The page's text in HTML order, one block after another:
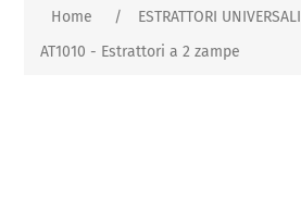
Home / ESTRATTORI UNIVERSALI
AT1010 - Estrattori a 2 zampe